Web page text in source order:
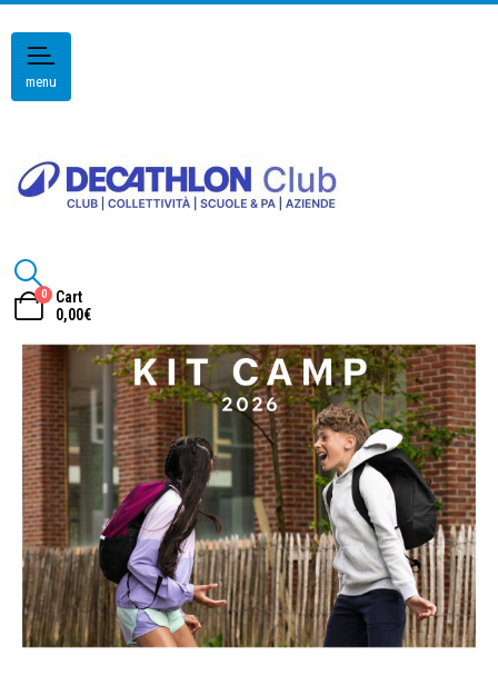
menu
0
Cart
0,00€